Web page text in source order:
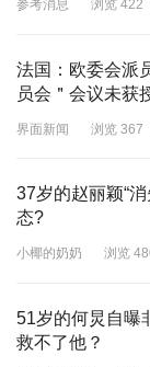
欧提供类似于北约
泽连斯基是什么意
乌克兰与美国甚至
乌克兰与美国就商
参考消息 浏览 422
法国：欧委会派
员会＂会议未获
界面新闻 浏览 367
37岁的赵丽颖“
态?
小椰的奶奶 浏览
51岁的何炅自曝
救不了他？